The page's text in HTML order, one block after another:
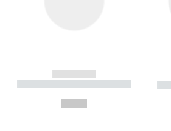
------------
----------- ----------- --------